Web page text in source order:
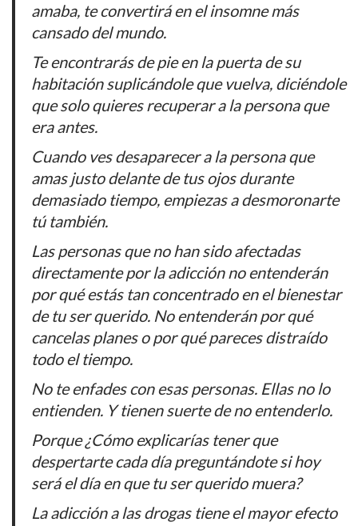
amaba, te convertirá en el insomne más
cansado del mundo.
Te encontrarás de pie en la puerta de su
habitación suplicándole que vuelva, diciéndole
que solo quieres recuperar a la persona que
era antes.
Cuando ves desaparecer a la persona que
amas justo delante de tus ojos durante
demasiado tiempo, empiezas a desmoronarte
tú también.
Las personas que no han sido afectadas
directamente por la adicción no entenderán
por qué estás tan concentrado en el bienestar
de tu ser querido. No entenderán por qué
cancelas planes o por qué pareces distraído
todo el tiempo.
No te enfades con esas personas. Ellas no lo
entienden. Y tienen suerte de no entenderlo.
Porque ¿Cómo explicarías tener que
despertarte cada día preguntándote si hoy
será el día en que tu ser querido muera?
La adicción a las drogas tiene el mayor efecto